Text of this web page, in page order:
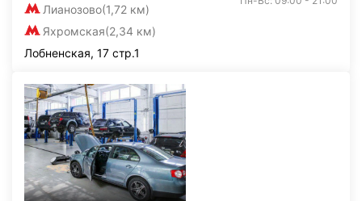
Лианозово(1,72 км)
Яхромская(2,34 км)
Лобненская, 17 стр.1